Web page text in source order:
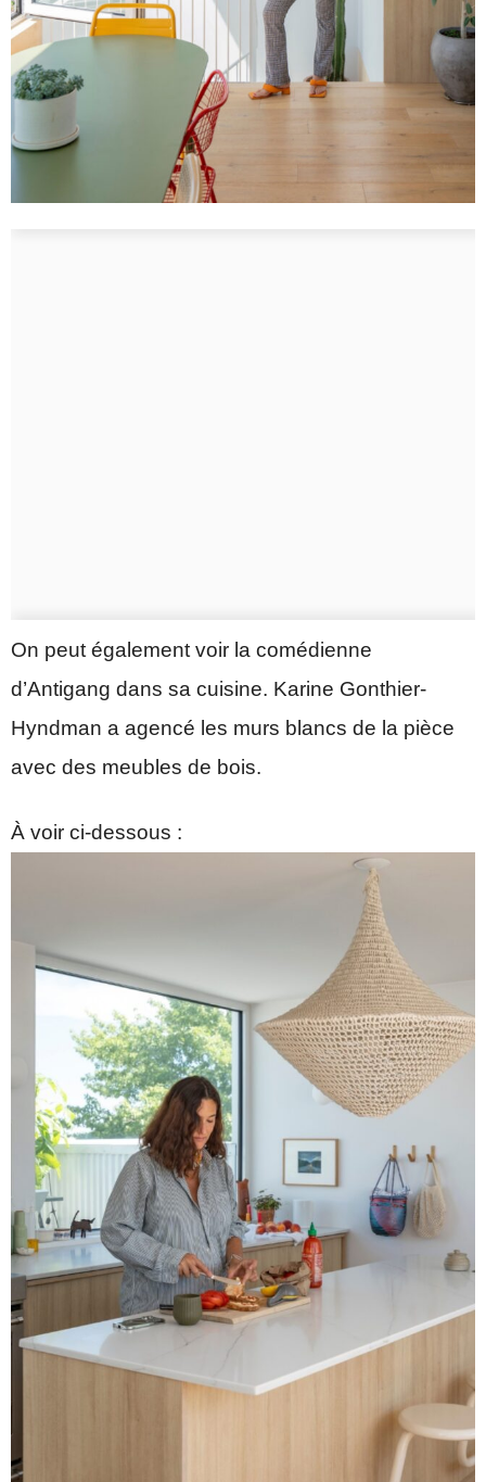
On peut également voir la comédienne
d’Antigang dans sa cuisine. Karine Gonthier-
Hyndman a agencé les murs blancs de la pièce
avec des meubles de bois.
À voir ci-dessous :